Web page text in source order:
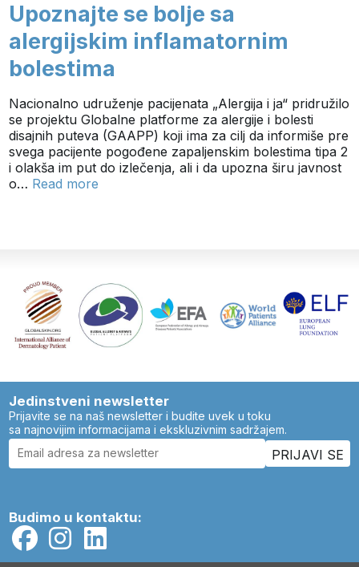
Upoznajte se bolje sa
alergijskim inflamatornim
bolestima
Nacionalno udruženje pacijenata „Alergija i ja“ pridružilo
se projektu Globalne platforme za alergije i bolesti
disajnih puteva (GAAPP) koji ima za cilj da informiše pre
svega pacijente pogođene zapaljenskim bolestima tipa 2
i olakša im put do izlečenja, ali i da upozna širu javnost
o… Read more
Jedinstveni newsletter
Prijavite se na naš newsletter i budite uvek u toku
sa najnovijim informacijama i ekskluzivnim sadržajem.
Budimo u kontaktu: